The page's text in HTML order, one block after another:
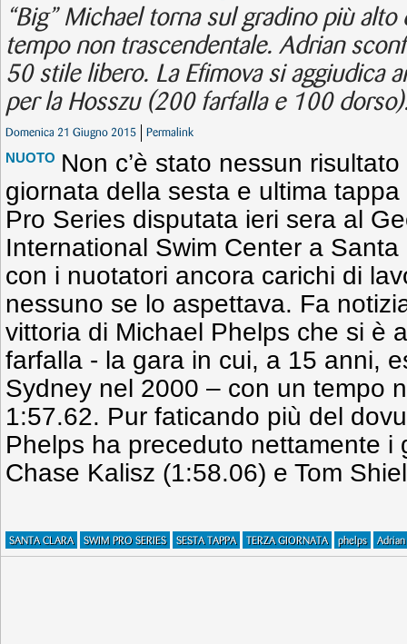
“Big” Michael torna sul gradino più
tempo non trascendentale. Adrian
50 stile libero. La Efimova si aggiudica
per la Hosszu (200 farfalla e 100
Domenica 21 Giugno 2015 Permalink
NUOTO Non c’è stato nessun
giornata della sesta e ultima
Pro Series disputata ieri sera al
International Swim Center a Santa
con i nuotatori ancora carichi di
nessuno se lo aspettava. Fa
vittoria di Michael Phelps che si è
farfalla - la gara in cui, a 15 anni,
Sydney nel 2000 – con un tempo
1:57.62. Pur faticando più del
Phelps ha preceduto nettamente i
Chase Kalisz (1:58.06) e Tom
SANTA CLARA SWIM PRO SERIES SESTA TAPPA TERZA GIORNATA phelps Adrian